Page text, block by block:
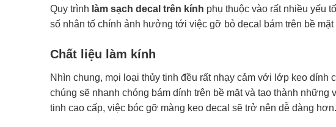
Quy trình làm sạch decal trên kính phụ thuộc vào rất nhiều yếu
số nhân tố chính ảnh hưởng tới việc gỡ bỏ decal bám trên bề mặt
Chất liệu làm kính
Nhìn chung, mọi loại thủy tinh đều rất nhạy cảm với lớp keo dính
chúng sẽ nhanh chóng bám dính trên bề mặt và tạo thành
tinh cao cấp, việc bóc gỡ màng keo decal sẽ trở nên dễ dàng hơn.